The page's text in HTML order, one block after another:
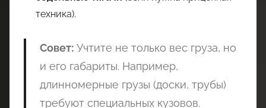
техника).
Совет:Учтите не только вес груза, но
и его габариты. Например,
длинномерные грузы (доски, трубы)
требуют специальных кузовов.